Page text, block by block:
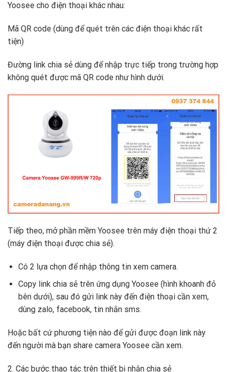
Yoosee cho điện thoại khác nhau:
Mã QR code (dùng để quét trên các điện thoại khác rất
tiện)
Đường link chia sẻ dùng để nhập trực tiếp trong trường hợp
không quét được mã QR code như hình dưới.
Tiếp theo, mở phần mềm Yoosee trên máy điện thoại thứ 2
(máy điện thoại được chia sẻ).
Có 2 lựa chọn để nhập thông tin xem camera.
Copy link chia sẻ trên ứng dụng Yoosee (hình khoanh đỏ
bên dưới), sau đó gửi link này đến điện thoại cần xem,
dùng zalo, facebook, tin nhắn sms.
Hoặc bất cứ phương tiện nào để gửi được đoạn link này
đến người mà bạn share camera Yoosee cần xem.
2. Các bước thao tác trên thiết bị nhận chia sẻ